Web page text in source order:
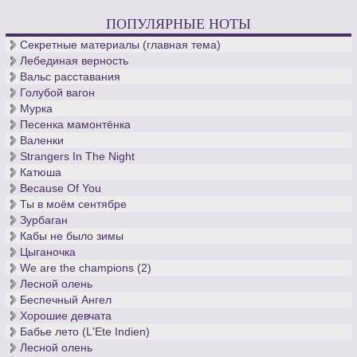
ПОПУЛЯРНЫЕ НОТЫ
Секретные материалы (главная тема)
Лебединая верность
Вальс расставания
Голубой вагон
Мурка
Песенка мамонтёнка
Валенки
Strangers In The Night
Катюша
Because Of You
Ты в моём сентябре
Зурбаган
Кабы не было зимы
Цыганочка
We are the champions (2)
Лесной олень
Беспечный Ангел
Хорошие девчата
Бабье лето (L'Ete Indien)
Лесной олень